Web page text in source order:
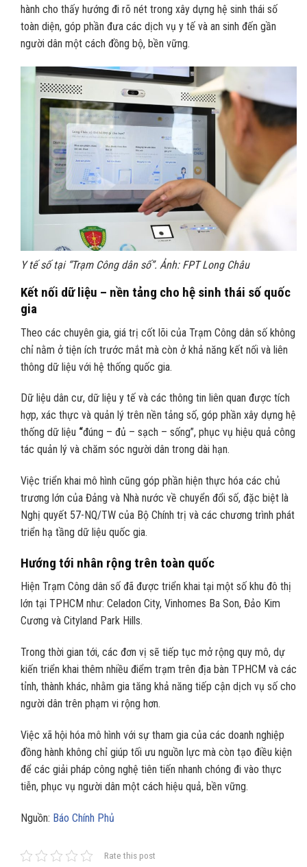
hành cho thấy hướng đi rõ nét trong xây dựng hệ sinh thái số
toàn diện, góp phần đưa các dịch vụ y tế và an sinh đến gần
người dân một cách đồng bộ, bền vững.
Y tế số tại “Trạm Công dân số”. Ảnh: FPT Long Châu
Kết nối dữ liệu – nền tảng cho hệ sinh thái số quốc
gia
Theo các chuyên gia, giá trị cốt lõi của Trạm Công dân số không
chỉ nằm ở tiện ích trước mắt mà còn ở khả năng kết nối và liên
thông dữ liệu với hệ thống quốc gia.
Dữ liệu dân cư, dữ liệu y tế và các thông tin liên quan được tích
hợp, xác thực và quản lý trên nền tảng số, góp phần xây dựng hệ
thống dữ liệu “đúng – đủ – sạch – sống”, phục vụ hiệu quả công
tác quản lý và chăm sóc người dân trong dài hạn.
Việc triển khai mô hình cũng góp phần hiện thực hóa các chủ
trương lớn của Đảng và Nhà nước về chuyển đổi số, đặc biệt là
Nghị quyết 57-NQ/TW của Bộ Chính trị và các chương trình phát
triển hạ tầng dữ liệu quốc gia.
Hướng tới nhân rộng trên toàn quốc
Hiện Trạm Công dân số đã được triển khai tại một số khu đô thị
lớn tại TPHCM như: Celadon City, Vinhomes Ba Son, Đảo Kim
Cương và Cityland Park Hills.
Trong thời gian tới, các đơn vị sẽ tiếp tục mở rộng quy mô, dự
kiến triển khai thêm nhiều điểm trạm trên địa bàn TPHCM và các
tỉnh, thành khác, nhằm gia tăng khả năng tiếp cận dịch vụ số cho
người dân trên phạm vi rộng hơn.
Việc xã hội hóa mô hình với sự tham gia của các doanh nghiệp
đồng hành không chỉ giúp tối ưu nguồn lực mà còn tạo điều kiện
để các giải pháp công nghệ tiên tiến nhanh chóng đi vào thực
tiễn, phục vụ người dân một cách hiệu quả, bền vững.
Nguồn: Báo Chính Phủ
Rate this post